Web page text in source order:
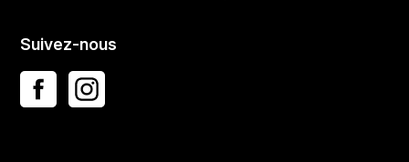
Suivez-nous